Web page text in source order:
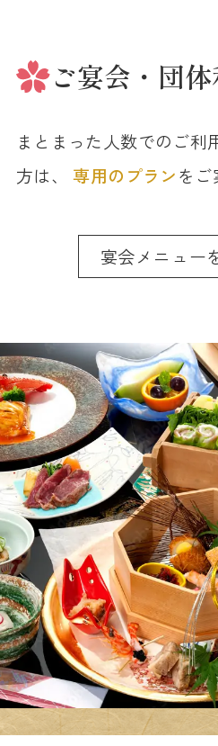
ご宴会 団
まとまった人数でのご利
方は、
専用のプランをご
宴会メニュー